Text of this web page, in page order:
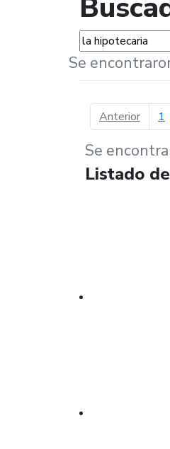
Palabras...
Se
Anterior 1
Se
Listado